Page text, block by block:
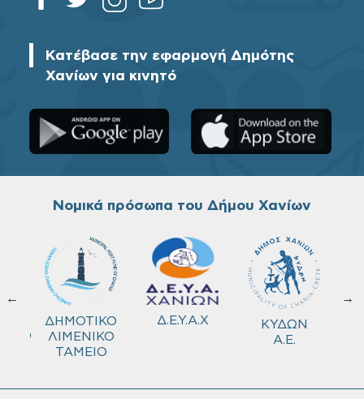
Κατέβασε την εφαρμογή Δημότης
Χανίων για κινητό
Νομικά πρόσωπα του Δήμου Χανίων
←
ΔΗΜΟΤΙΚΟ
ΛΙΜΕΝΙΚΟ
ΤΑΜΕΙΟ
Δ.Ε.Υ.Α.Χ
ΚΥΔΩΝ
Α.Ε.
→